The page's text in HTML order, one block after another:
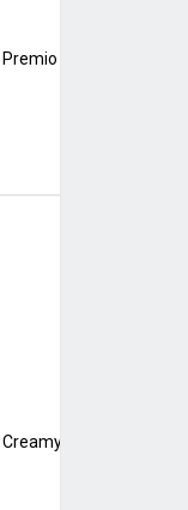
Stick Quintett
Snacks